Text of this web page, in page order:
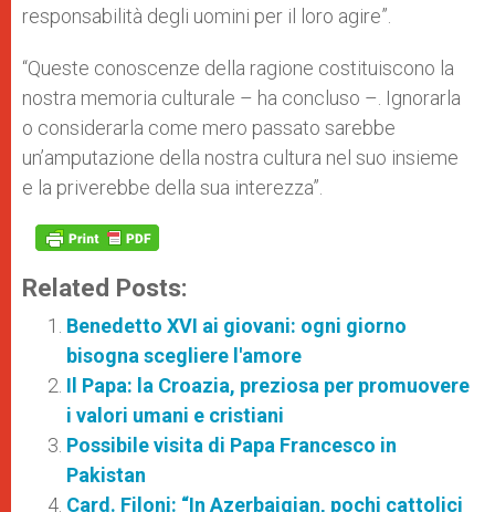
responsabilità degli uomini per il loro agire”.
“Queste conoscenze della ragione costituiscono la
nostra memoria culturale – ha concluso –. Ignorarla
o considerarla come mero passato sarebbe
un’amputazione della nostra cultura nel suo insieme
e la priverebbe della sua interezza”.
Related Posts:
Benedetto XVI ai giovani: ogni giorno
bisogna scegliere l'amore
Il Papa: la Croazia, preziosa per promuovere
i valori umani e cristiani
Possibile visita di Papa Francesco in
Pakistan
Card. Filoni: “In Azerbaigian, pochi cattolici